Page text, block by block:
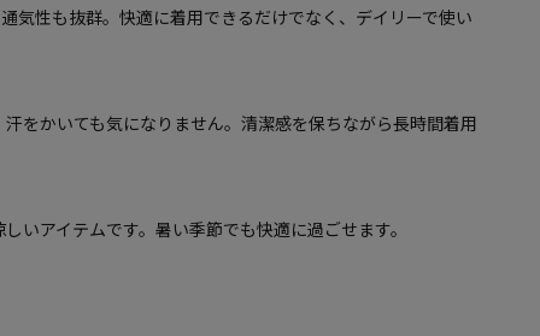
気性も抜群。快適に着用できるだけでなく、デイリーで使い
をかいても気になりません。清潔感を保ちながら長時間着用
いアイテムです。暑い季節でも快適に過ごせます。